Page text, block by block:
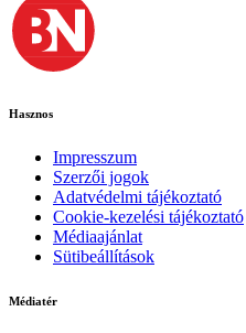
Hasznos
Impresszum
Szerzői jogok
Adatvédelmi tájékoztató
Cookie-kezelési tájékoztató
Médiaajánlat
Sütibeállítások
Médiatér